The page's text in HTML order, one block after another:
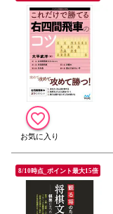
8/10時点_ポイント最大15倍